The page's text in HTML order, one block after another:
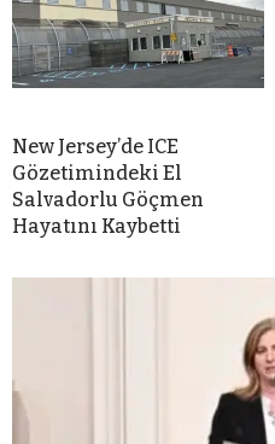
New Jersey’de ICE
Gözetimindeki El
Salvadorlu Göçmen
Hayatını Kaybetti